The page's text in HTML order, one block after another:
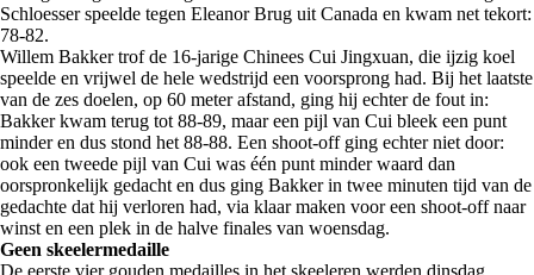
Schloesser speelde tegen Eleanor Brug uit Canada en kwam net tekort:
78-82.
Willem Bakker trof de 16-jarige Chinees Cui Jingxuan, die ijzig koel
speelde en vrijwel de hele wedstrijd een voorsprong had. Bij het laatste
van de zes doelen, op 60 meter afstand, ging hij echter de fout in:
Bakker kwam terug tot 88-89, maar een pijl van Cui bleek een punt
minder en dus stond het 88-88. Een shoot-off ging echter niet door:
ook een tweede pijl van Cui was één punt minder waard dan
oorspronkelijk gedacht en dus ging Bakker in twee minuten tijd van de
gedachte dat hij verloren had, via klaar maken voor een shoot-off naar
winst en een plek in de halve finales van woensdag.
Geen skeelermedaille
De eerste vier gouden medailles in het skeeleren werden dinsdag